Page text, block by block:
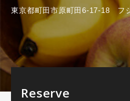
東京都町田市原町田6-17-18 フ
Reserve